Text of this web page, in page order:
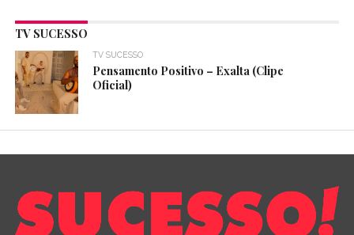
TV SUCESSO
TV SUCESSO
Pensamento Positivo – Exalta (Clipe
Oficial)